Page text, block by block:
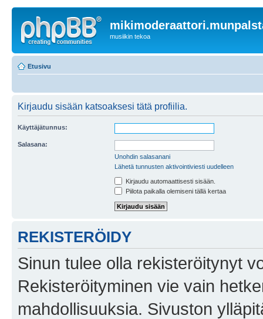
musiikin tekoa
Etusivu
Kirjaudu sisään katsoaksesi tätä profiilia.
Käyttäjätunnus:
Salasana:
Unohdin salasanani
Lähetä tunnusten aktivointiviesti uudelleen
Kirjaudu automaattisesti sisään.
Piilota paikalla olemiseni tällä kertaa
REKISTERÖIDY
Sinun tulee olla rekisteröitynyt
Rekisteröityminen vie vain
mahdollisuuksia. Sivuston